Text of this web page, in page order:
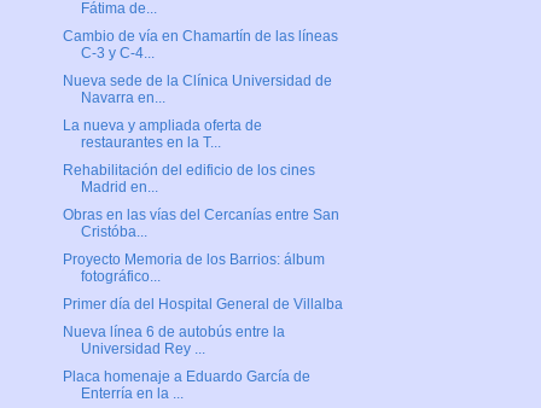
Fátima de...
Cambio de vía en Chamartín de las líneas
C-3 y C-4...
Nueva sede de la Clínica Universidad de
Navarra en...
La nueva y ampliada oferta de
restaurantes en la T...
Rehabilitación del edificio de los cines
Madrid en...
Obras en las vías del Cercanías entre San
Cristóba...
Proyecto Memoria de los Barrios: álbum
fotográfico...
Primer día del Hospital General de Villalba
Nueva línea 6 de autobús entre la
Universidad Rey ...
Placa homenaje a Eduardo García de
Enterría en la ...